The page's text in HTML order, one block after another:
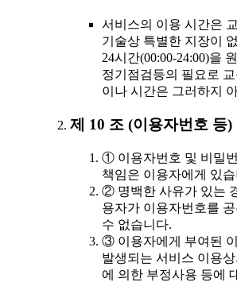
서비스의 이용 시간은
기술상 특별한 지장이
24시간(00:00-24:00)을
정기점검등의 필요로
이나 시간은 그러하지
제 10 조 (이용자번호 등)
① 이용자번호 및 비밀
책임은 이용자에게 있
② 명백한 사유가 있는
용자가 이용자번호를
수 없습니다.
③ 이용자에게 부여된
발생되는 서비스 이용
에 의한 부정사용 등에